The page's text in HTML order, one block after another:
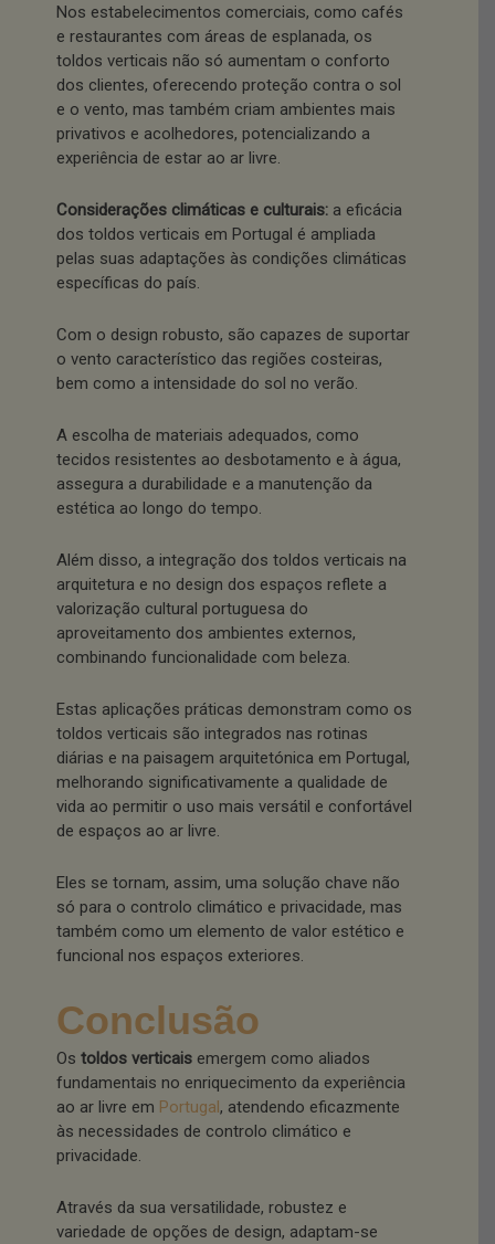
Nos estabelecimentos comerciais, como cafés
e restaurantes com áreas de esplanada, os
toldos verticais não só aumentam o conforto
dos clientes, oferecendo proteção contra o sol
e o vento, mas também criam ambientes mais
privativos e acolhedores, potencializando a
experiência de estar ao ar livre.
Considerações climáticas e culturais: a eficácia
dos toldos verticais em Portugal é ampliada
pelas suas adaptações às condições climáticas
específicas do país.
Com o design robusto, são capazes de suportar
o vento característico das regiões costeiras,
bem como a intensidade do sol no verão.
A escolha de materiais adequados, como
tecidos resistentes ao desbotamento e à água,
assegura a durabilidade e a manutenção da
estética ao longo do tempo.
Além disso, a integração dos toldos verticais na
arquitetura e no design dos espaços reflete a
valorização cultural portuguesa do
aproveitamento dos ambientes externos,
combinando funcionalidade com beleza.
Estas aplicações práticas demonstram como os
toldos verticais são integrados nas rotinas
diárias e na paisagem arquitetónica em Portugal,
melhorando significativamente a qualidade de
vida ao permitir o uso mais versátil e confortável
de espaços ao ar livre.
Eles se tornam, assim, uma solução chave não
só para o controlo climático e privacidade, mas
também como um elemento de valor estético e
funcional nos espaços exteriores.
Conclusão
Os toldos verticais emergem como aliados
fundamentais no enriquecimento da experiência
ao ar livre em Portugal, atendendo eficazmente
às necessidades de controlo climático e
privacidade.
Através da sua versatilidade, robustez e
variedade de opções de design, adaptam-se